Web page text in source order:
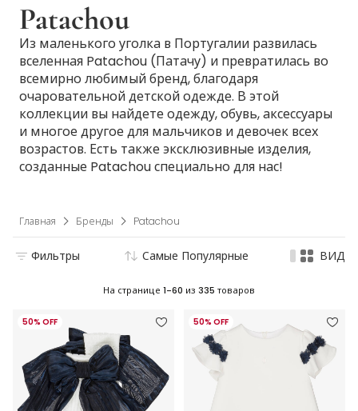
Patachou
Из маленького уголка в Португалии развилась
вселенная Patachou (Патачу) и превратилась во
всемирно любимый бренд, благодаря
очаровательной детской одежде. В этой
коллекции вы найдете одежду, обувь, аксессуары
и многое другое для мальчиков и девочек всех
возрастов. Есть также эксклюзивные изделия,
созданные Patachou специально для нас!
Главная Бренды Patachou
Фильтры Самые Популярные ВИД
На странице 1-60 из 335 товаров
50% OFF 50% OFF